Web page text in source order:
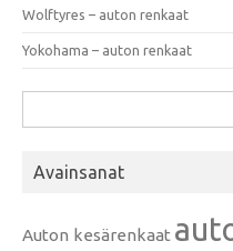
Wolftyres – auton renkaat
Yokohama – auton renkaat
Avainsanat
Auton kesärenkaat